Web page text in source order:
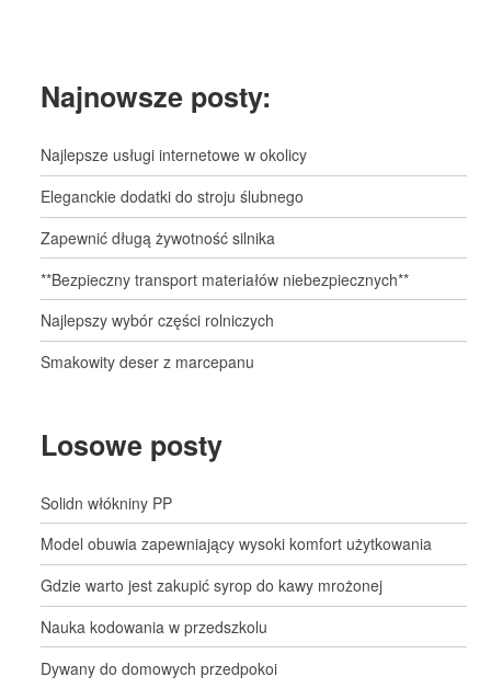
Najnowsze posty:
Najlepsze usługi internetowe w okolicy
Eleganckie dodatki do stroju ślubnego
Zapewnić długą żywotność silnika
**Bezpieczny transport materiałów niebezpiecznych**
Najlepszy wybór części rolniczych
Smakowity deser z marcepanu
Losowe posty
Solidn włókniny PP
Model obuwia zapewniający wysoki komfort użytkowania
Gdzie warto jest zakupić syrop do kawy mrożonej
Nauka kodowania w przedszkolu
Dywany do domowych przedpokoi